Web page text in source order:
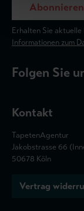
Abonnieren
Erhalten Sie
Informationen zum
Folgen Sie
Kontakt
TapetenAgentur
Jakobstrasse 66
50678 Köln
Vertrag